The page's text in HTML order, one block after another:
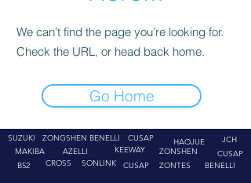
We can’t find the page you’re looking for.
Check the URL, or head back home.
Go Home
SUZUKI
ZONGSHEN
MAKIBA
AZELLI
BENELLI
CUSAP
KEEWAY
B52
CROSS SONLINK CUSAP
HAOJUE
JCH
ZONSHEN
ZONTES
CUSAP
BENELLI